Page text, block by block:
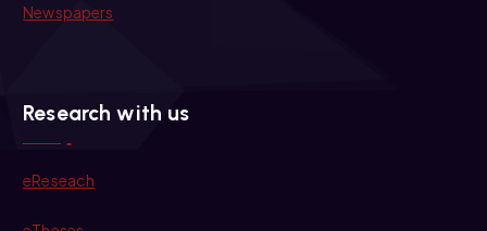
Newspapers
Research with us
eReseach